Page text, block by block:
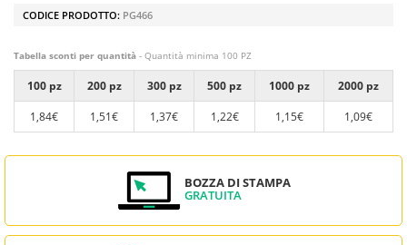
CODICE PRODOTTO: PG466
Tabella sconti per quantità - Quantità minima 100 PZ
100 pz 200 pz 300 pz 500 pz 1000 pz
2000 pz
1,84€
1,51€ 1,37€ 1,22€ 1,15€ 1,09€
BOZZA DI STAMPA
GRATUITA